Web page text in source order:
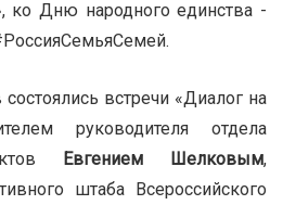
ко Дню народного единства -
встречи «Диалог на
руководителя отдела
Евгением Шелковым,
штаба Всероссийского